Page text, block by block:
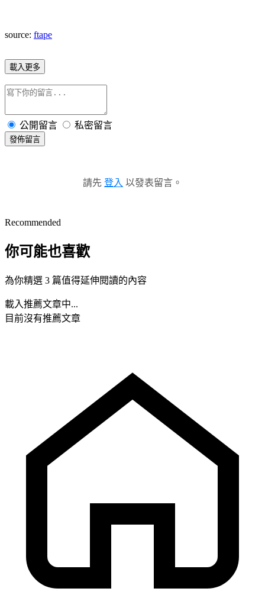
source: ftape
載入更多
公開留言 私密留言
發佈留言
請先 登入 以發表留言。
Recommended
你可能也喜歡
為你精選 3 篇值得延伸閱讀的內容
載入推薦文章中...
目前沒有推薦文章